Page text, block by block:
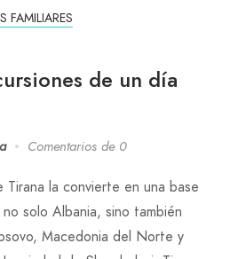
FAMILIARES
de un día
Comentarios de 0
la convierte en una base
solo Albania, sino también
Macedonia del Norte y